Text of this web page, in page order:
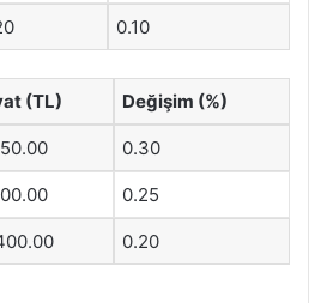
0.10
(TL) Değişim (%)
0.30
0.25
0.20